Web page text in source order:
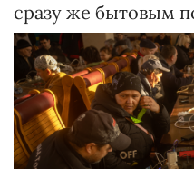
сразу же бытовым